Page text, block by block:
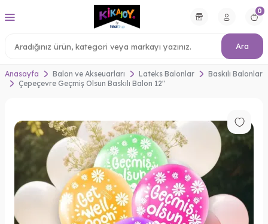
Ara
0
Anasayfa Balon ve Akseuarları Lateks Balonlar
Baskılı Balonlar
Çepeçevre Geçmiş Olsun Baskılı Balon 12"